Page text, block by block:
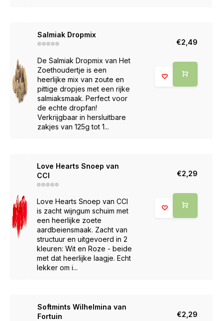
Salmiak Dropmix
De Salmiak Dropmix van Het
Zoethoudertje is een
heerlijke mix van zoute en
pittige dropjes met een rijke
salmiaksmaak. Perfect voor
de echte dropfan!
Verkrijgbaar in hersluitbare
zakjes van 125g tot 1...
€2,49
Love Hearts Snoep van
CCI
Love Hearts Snoep van CCI
is zacht wijngum schuim met
een heerlijke zoete
aardbeiensmaak. Zacht van
structuur en uitgevoerd in 2
kleuren: Wit en Roze - beide
met dat heerlijke laagje. Echt
lekker om i...
€2,29
Softmints Wilhelmina van
Fortuin
€2,29